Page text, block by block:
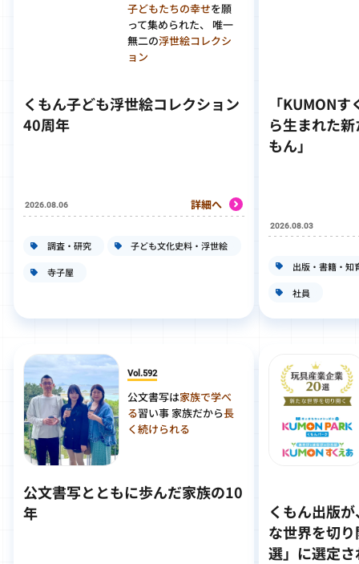
子どもたちの幸せを願
って集められた、 唯一
無二の浮世絵コレクシ
ョン
くもん子ども浮世絵コレクション
40周年
2026.08.06 詳細へ
調査・研究 子ども文化史料・浮世絵
寺子屋
Vol.592
公文書写は家族で学べ
る習い事 家族だから長
く続けられる
公文書写とともに歩んだ家族の10
年
「KUMON
ら生まれた
もん」
2026.08.03
出版・書籍・知
社員
くもん出版
な世界を切
選」に選定